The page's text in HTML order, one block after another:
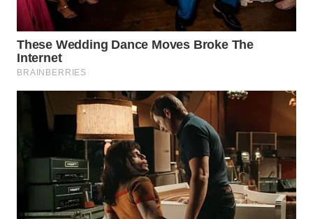
WAHANA
SPORT
WAHANA
UMKM
WAHANA
WAHANA
PERSONA